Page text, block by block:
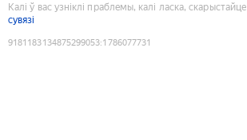
Калі ў вас узніклі праблемы, калі ласка, скарыстайце
сувязі
9181183134875299053:1786077731